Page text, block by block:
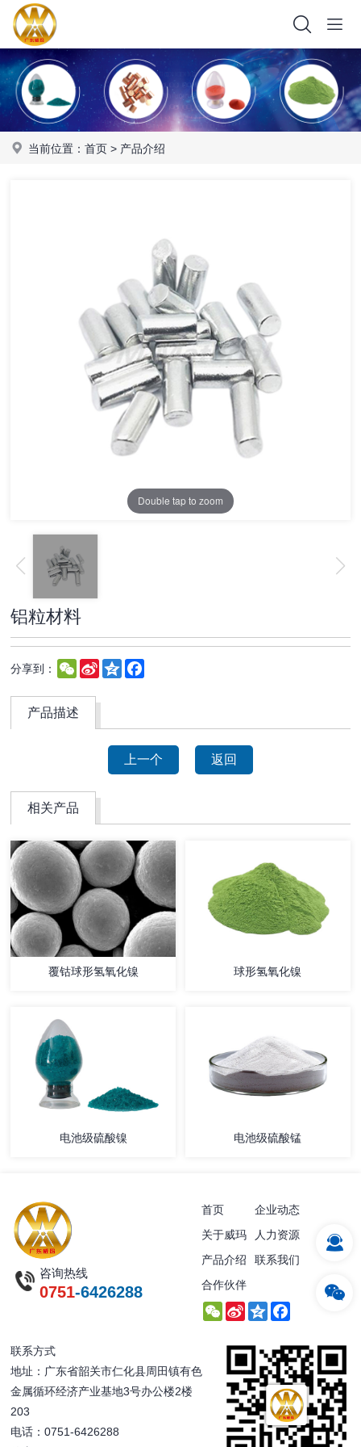
当前位置：首页 > 产品介绍
Double tap to zoom
铝粒材料
分享到： WeChat
Sina
Weibo
Qzone
产品描述
上一个 返回
相关产品
覆钴球形氢氧化镍 球形氢氧化镍
电池级硫酸镍 电池级硫酸锰
咨询热线
0751-6426288
首页
关于威玛
产品介绍
合作伙伴
企业动态
人力资源
联系我们
WeChat
Sina
Weibo
Qzone
联系方式
地址：广东省韶关市仁化县周田镇有色
金属循环经济产业基地3号办公楼2楼
203
电话：0751-6426288